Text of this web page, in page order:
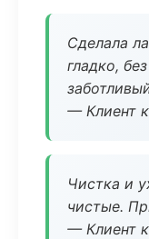
Сделала
гладко,
— Клиент
Чистка и
чистые.
— Клиент